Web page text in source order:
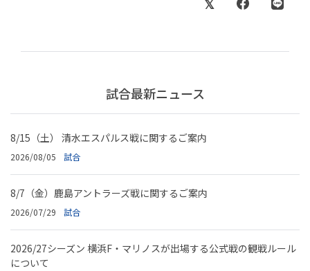
試合最新ニュース
8/15（土） 清水エスパルス戦に関するご案内
2026/08/05 試合
8/7（金）鹿島アントラーズ戦に関するご案内
2026/07/29 試合
2026/27シーズン 横浜F・マリノスが出場する公式戦の観戦ルール
について